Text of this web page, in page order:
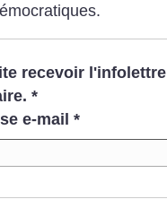
recevoir l'infolettre
*
e-mail *